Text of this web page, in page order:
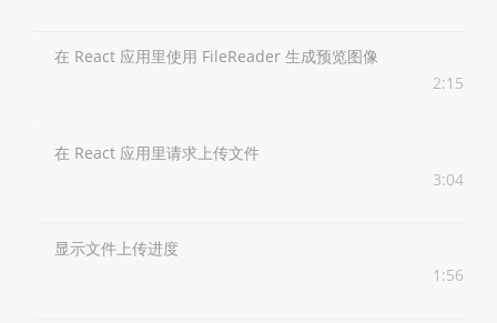
在 React 应用里使用 FileReader 生成预览图像
2:15
在 React 应用里请求上传文件
3:04
显示文件上传进度
1:56